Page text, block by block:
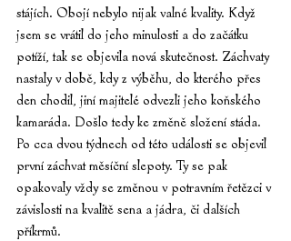
stájích. Obojí nebylo nijak valné kvality. Když
jsem se vrátil do jeho minulosti a do začátku
potíží, tak se objevila nová skutečnost. Záchvaty
nastaly v době, kdy z výběhu, do kterého přes
den chodil, jiní majitelé odvezli jeho koňského
kamaráda. Došlo tedy ke změně složení stáda.
Po cca dvou týdnech od této události se objevil
první záchvat měsíční slepoty. Ty se pak
opakovaly vždy se změnou v potravním řetězci v
závislosti na kvalitě sena a jádra, či dalších
příkrmů.